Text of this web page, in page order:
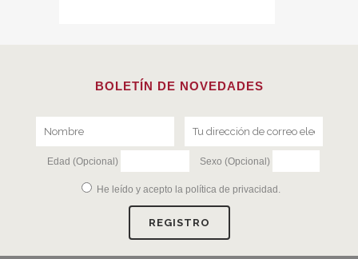
BOLETÍN DE NOVEDADES
Edad (Opcional) Sexo (Opcional)
He leído y acepto la política de privacidad .